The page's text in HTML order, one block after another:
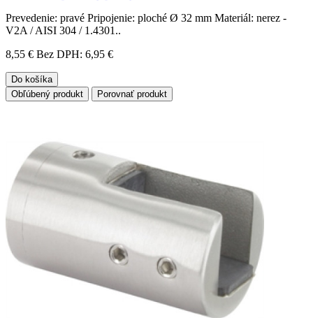
Prevedenie: pravé Pripojenie: ploché Ø 32 mm Materiál: nerez -
V2A / AISI 304 / 1.4301..
8,55 € Bez DPH: 6,95 €
Do košíka
Obľúbený produkt
Porovnať produkt